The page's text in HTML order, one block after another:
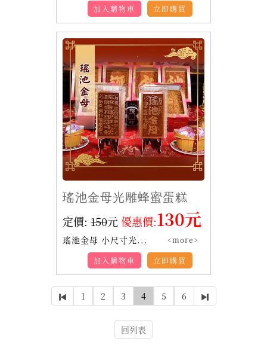
立即購買
加入購物車
瑤池金母光雕蜂蜜蛋糕
定價: 150元 優惠價:130元
瑤池金母 小尺寸光... <more>
立即購買
加入購物車
1 2 3 4 5 6
回列表